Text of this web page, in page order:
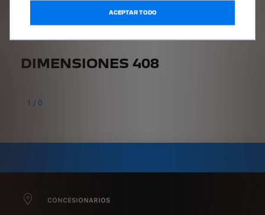
DIMENSIONES 408
1 / 0
CONCESIONARIOS
ACEPTAR TODO